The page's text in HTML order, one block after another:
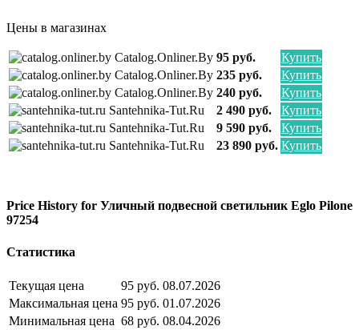
Цены в магазинах
Catalog.onliner.by 95 руб.
Купить
Catalog.onliner.by 235 руб.
Купить
Catalog.onliner.by 240 руб.
Купить
Santehnika-Tut.ru
2 490 руб.
Купить
Santehnika-Tut.ru
9 590 руб.
Купить
Santehnika-Tut.ru
23 890 руб. Купить
Price History for Уличный подвесной светильник Eglo Pilone
97254
Статистика
Текущая цена 95 руб. 08.07.2026
Максимальная цена 95 руб. 01.07.2026
Минимальная цена 68 руб. 08.04.2026